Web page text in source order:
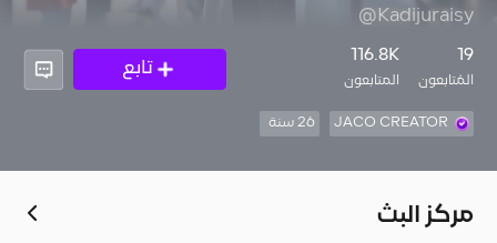
@Kadijuraisy
19
المُتابعون
116.8K
المتابعون
تابع
JACO CREATOR 26 سنة
مركز البث